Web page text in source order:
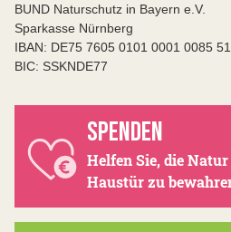
BUND Naturschutz in Bayern e.V.
Sparkasse Nürnberg
IBAN: DE75 7605 0101 0001 0085 51
BIC: SSKNDE77
SPENDEN
Helfen Sie, die
Haustür zu